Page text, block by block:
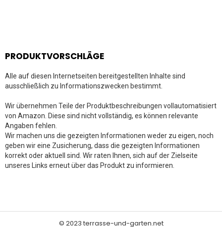
PRODUKTVORSCHLÄGE
Alle auf diesen Internetseiten bereitgestellten Inhalte sind
ausschließlich zu Informationszwecken bestimmt.
Wir übernehmen Teile der Produktbeschreibungen vollautomatisiert
von Amazon. Diese sind nicht vollständig, es können relevante
Angaben fehlen.
Wir machen uns die gezeigten Informationen weder zu eigen, noch
geben wir eine Zusicherung, dass die gezeigten Informationen
korrekt oder aktuell sind. Wir raten Ihnen, sich auf der Zielseite
unseres Links erneut über das Produkt zu informieren.
© 2023 terrasse-und-garten.net